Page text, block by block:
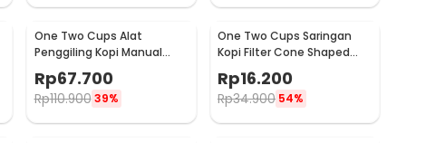
One Two Cups Alat
Penggiling Kopi Manual
Coffee Grinder Adjustable
- CF4146
Rp67.700
Rp110.900 39%
One Two Cups Saringan
Kopi Filter Cone Shaped
Coffee Dripper 1 PCS - K741
Rp16.200
Rp34.900 54%